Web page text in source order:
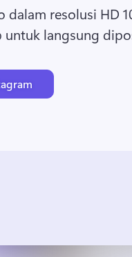
dalam resolusi HD